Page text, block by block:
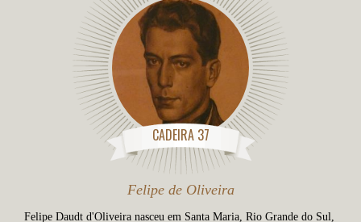
CADEIRA 37
Felipe de Oliveira
Felipe Daudt d'Oliveira nasceu em Santa Maria, Rio Grande do Sul,